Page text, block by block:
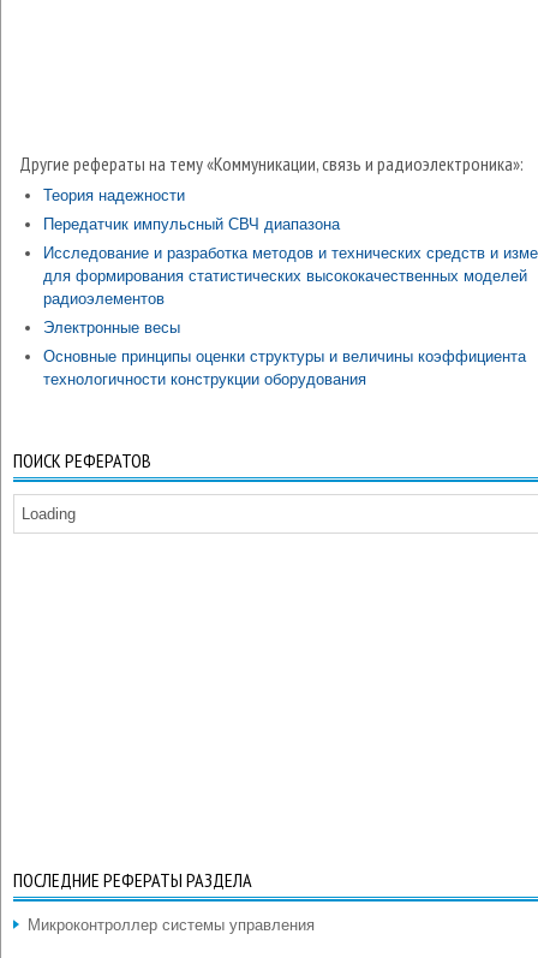
Другие рефераты на тему «Коммуникации, связь и радиоэлектроника»:
Теория надежности
Передатчик импульсный СВЧ диапазона
Исследование и разработка методов и технических средств и
для формирования статистических высококачественных моделей
радиоэлементов
Электронные весы
Основные принципы оценки структуры и величины коэффициента
технологичности конструкции оборудования
ПОИСК РЕФЕРАТОВ
Loading
ПОСЛЕДНИЕ РЕФЕРАТЫ РАЗДЕЛА
Микроконтроллер системы управления